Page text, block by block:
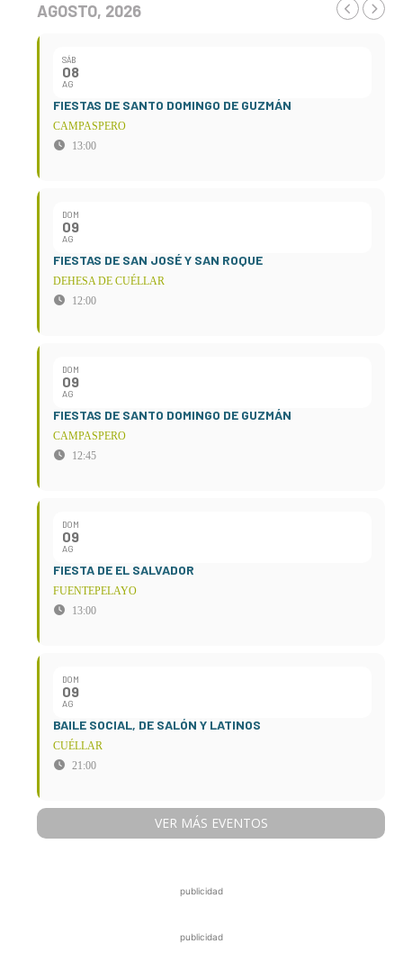
AGOSTO, 2026
SÁB
08
AG
FIESTAS DE SANTO DOMINGO DE GUZMÁN
CAMPASPERO
13:00
DOM
09
AG
FIESTAS DE SAN JOSÉ Y SAN ROQUE
DEHESA DE CUÉLLAR
12:00
DOM
09
AG
FIESTAS DE SANTO DOMINGO DE GUZMÁN
CAMPASPERO
12:45
DOM
09
AG
FIESTA DE EL SALVADOR
FUENTEPELAYO
13:00
DOM
09
AG
BAILE SOCIAL, DE SALÓN Y LATINOS
CUÉLLAR
21:00
VER MÁS EVENTOS
publicidad
publicidad